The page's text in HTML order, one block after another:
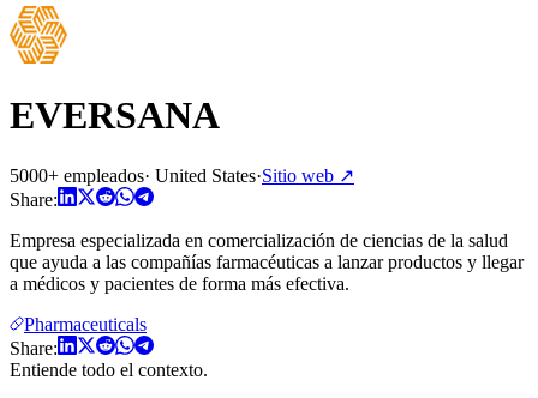
EVERSANA
5000+ empleados· United States·Sitio web ↗
Share:
Empresa especializada en comercialización de ciencias de la salud
que ayuda a las compañías farmacéuticas a lanzar productos y llegar
a médicos y pacientes de forma más efectiva.
Pharmaceuticals
Share:
Entiende todo el contexto.